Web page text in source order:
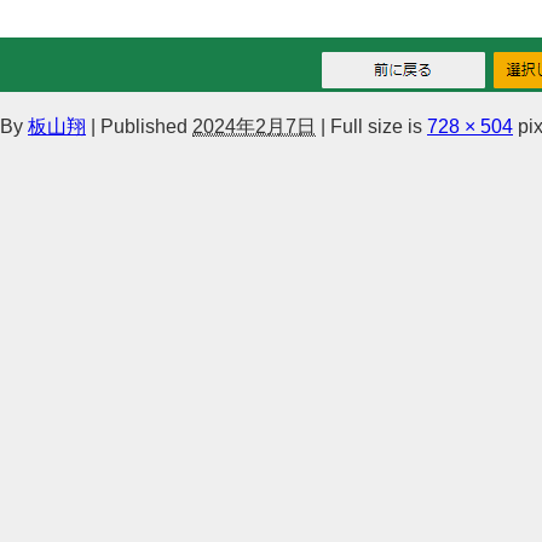
By 板山翔 Published 2024年2月7日 Full size is 728 × 504